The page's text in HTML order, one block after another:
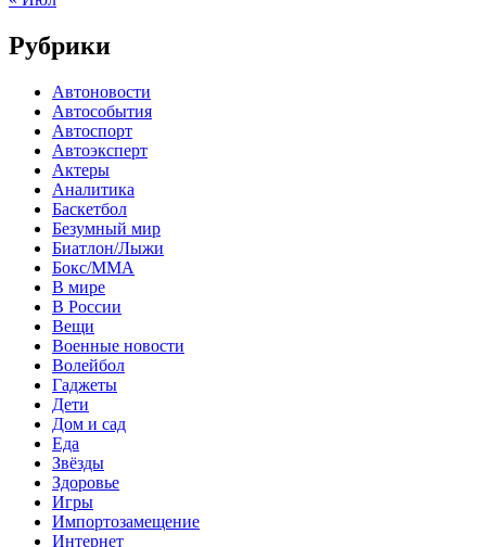
Рубрики
Автоновости
Автособытия
Автоспорт
Автоэксперт
Актеры
Аналитика
Баскетбол
Безумный мир
Биатлон/Лыжи
Бокс/MMA
В мире
В России
Вещи
Военные новости
Волейбол
Гаджеты
Дети
Дом и сад
Еда
Звёзды
Здоровье
Игры
Импортозамещение
Интернет